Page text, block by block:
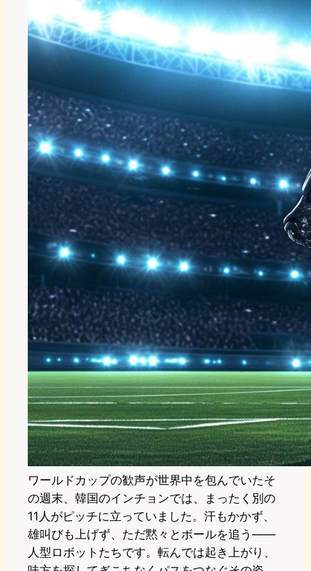
o
k
y
o
o
k
a
ワールドカップの歓声が世界中を包んでいたそ
の週末、韓国のインチョンでは、まったく別の
11人がピッチに立っていました。汗もかかず、
雄叫びも上げず、ただ黙々とボールを追う——
人型ロボットたちです。転んでは起き上がり、